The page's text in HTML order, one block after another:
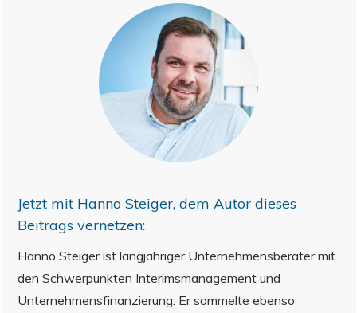
Jetzt mit Hanno Steiger, dem Autor dieses
Beitrags vernetzen:
Hanno Steiger ist langjähriger Unternehmensberater mit
den Schwerpunkten Interimsmanagement und
Unternehmensfinanzierung. Er sammelte ebenso